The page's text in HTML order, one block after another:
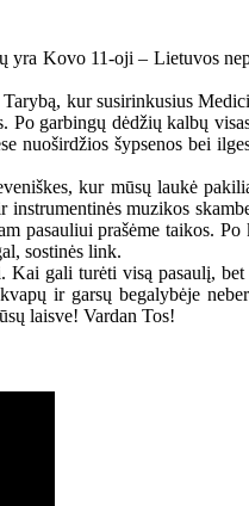
yra Kovo 11-oji – Lietuvos
kur susirinkusius
garbingų dėdžių kalbų
nuoširdžios šypsenos bei
kur mūsų laukė
muzikos
pasauliui prašėme taikos. Po
sostinės link.
Kai gali turėti visą pasaulį,
ir garsų begalybėje
laisve! Vardan Tos!